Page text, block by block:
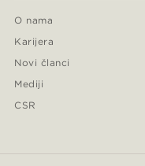
O nama
Karijera
Novi članci
Mediji
CSR